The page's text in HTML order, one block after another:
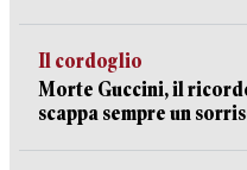
Il cordoglio
Morte Guccini, il
scappa sempre un